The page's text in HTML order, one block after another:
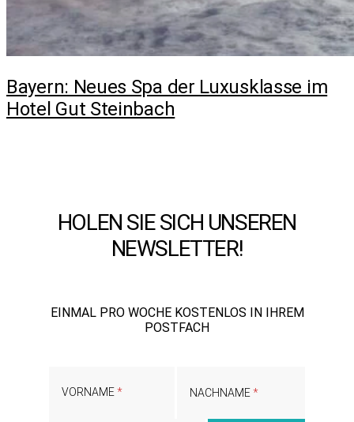
Bayern: Neues Spa der Luxusklasse im
Hotel Gut Steinbach
HOLEN SIE SICH UNSEREN
NEWSLETTER!
EINMAL PRO WOCHE KOSTENLOS IN IHREM
POSTFACH
VORNAME NACHNAME